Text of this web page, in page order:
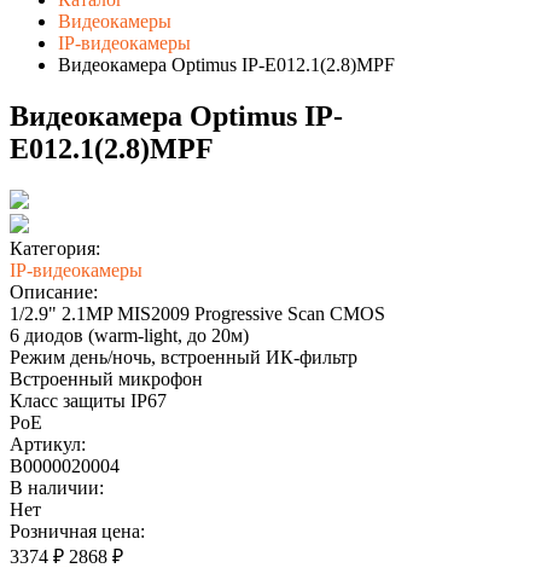
Видеокамеры
IP-видеокамеры
Видеокамера Optimus IP-E012.1(2.8)MPF
Видеокамера Optimus IP-
E012.1(2.8)MPF
Категория:
IP-видеокамеры
Описание:
1/2.9" 2.1MP MIS2009 Progressive Scan CMOS
6 диодов (warm-light, до 20м)
Режим день/ночь, встроенный ИК-фильтр
Встроенный микрофон
Класс защиты IР67
PoE
Артикул:
В0000020004
В наличии:
Нет
Розничная цена:
3374 ₽ 2868 ₽